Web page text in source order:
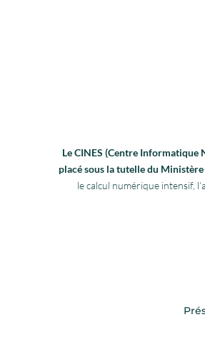
Le CINES (Centre Informatique
placé sous la tutelle du Ministère
le calcul numérique intensif,